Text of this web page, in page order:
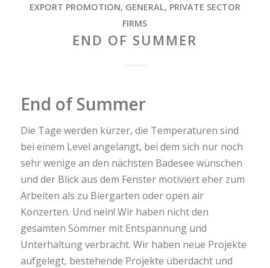
EXPORT PROMOTION, GENERAL, PRIVATE SECTOR
FIRMS
END OF SUMMER
End of Summer
Die Tage werden kürzer, die Temperaturen sind
bei einem Level angelangt, bei dem sich nur noch
sehr wenige an den nächsten Badesee wünschen
und der Blick aus dem Fenster motiviert eher zum
Arbeiten als zu Biergarten oder open air
Konzerten. Und nein! Wir haben nicht den
gesamten Sommer mit Entspannung und
Unterhaltung verbracht. Wir haben neue Projekte
aufgelegt, bestehende Projekte überdacht und